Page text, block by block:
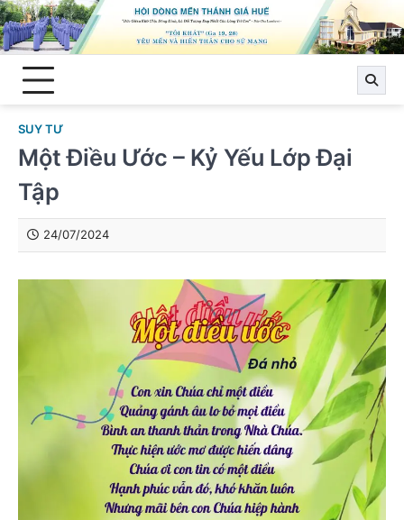
Skip
to
content
SUY TƯ
Một Điều Ước – Kỷ Yếu Lớp Đại
Tập
24/07/2024